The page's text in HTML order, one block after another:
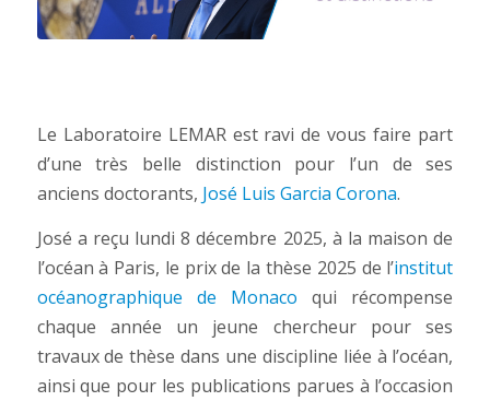
Le Laboratoire LEMAR est ravi de vous faire part
d’une très belle distinction pour l’un de ses
anciens doctorants, José Luis Garcia Corona.
José a reçu lundi 8 décembre 2025, à la maison de
l’océan à Paris, le prix de la thèse 2025 de l’institut
océanographique de Monaco qui récompense
chaque année un jeune chercheur pour ses
travaux de thèse dans une discipline liée à l’océan,
ainsi que pour les publications parues à l’occasion